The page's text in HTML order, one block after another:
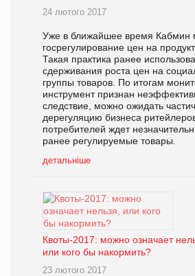
24 лютого 2017
Уже в ближайшее время Кабмин
госрегулирование цен на
Такая практика ранее
сдерживания роста цен на
группы товаров. По итогам
инструмент признан
следствие, можно ожидать
дерегуляцию бизнеса
потребителей ждет
ранее регулируемые товары.
детальніше
Квоты-2017: можно означает
или кого бы накормить?
23 лютого 2017